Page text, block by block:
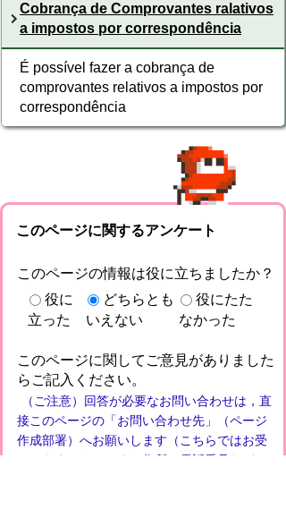
Cobrança de Comprovantes ralativos
a impostos por correspondência
É possível fazer a cobrança de
comprovantes relativos a impostos por
correspondência
このページに関するアンケート
このページの情報は役に立ちましたか？
役に
立った
どちらとも
いえない
役にたた
なかった
このページに関してご意見がありました
らご記入ください。
（ご注意）回答が必要なお問い合わせは，直
接このページの「お問い合わせ先」（ページ
作成部署）へお願いします（こちらではお受
けできません）。また住所・電話番号などの